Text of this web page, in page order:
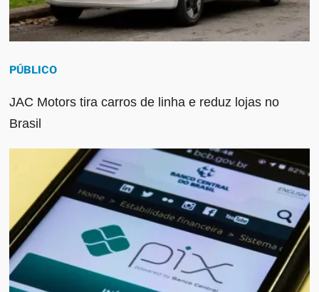
PÚBLICO
JAC Motors tira carros de linha e reduz lojas no
Brasil